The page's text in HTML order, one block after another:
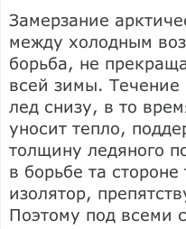
Замерзание
между холодным
борьба, не
всей зимы. Течение
лед снизу, в то
уносит тепло,
толщину ледяного
в борьбе та
изолятор,
Поэтому под всеми